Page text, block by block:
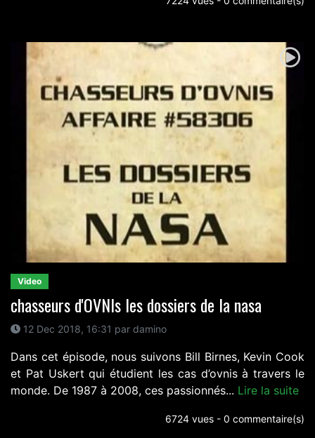
Video
chasseurs d'OVNIs les dossiers de la nasa
12 Dec 2018, 16:31 par damino
Dans cet épisode, nous suivons Bill Birnes, Kevin Cook
et Pat Uskert qui étudient les cas d’ovnis à travers le
monde. De 1987 à 2008, ces passionnés... Lire la suite
6724 vues - 0 commentaire(s)